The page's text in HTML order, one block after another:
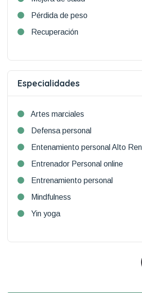
Pérdida de peso
Recuperación
Especialidades
Artes marciales
Defensa personal
Entenamiento personal Alto
Entrenador Personal online
Entrenamiento personal
Mindfulness
Yin yoga